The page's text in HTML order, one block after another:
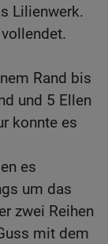
Lilienwerk.
Rand bis
und 5 Ellen
konnte es
es
um das
zwei Reihen
mit dem